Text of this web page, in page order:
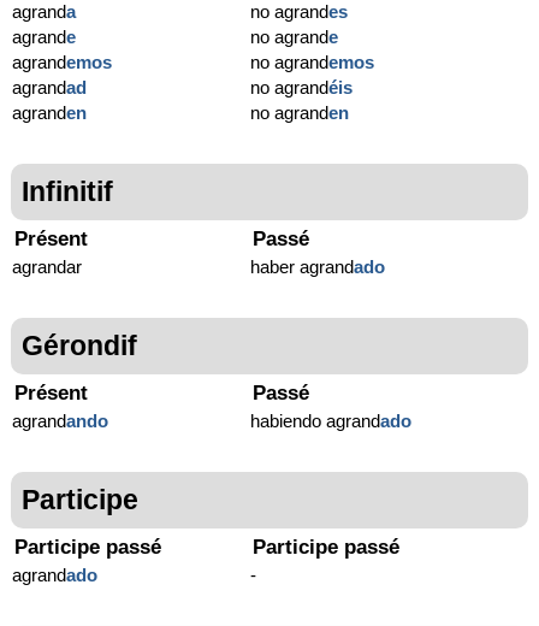
agranda
agrande
agrandemos
agrandad
agranden
no agrandes
no agrande
no agrandemos
no agrandéis
no agranden
Infinitif
Présent
agrandar
Passé
haber agrandado
Gérondif
Présent
agrandando
Passé
habiendo agrandado
Participe
Participe passé
agrandado
Participe passé
-